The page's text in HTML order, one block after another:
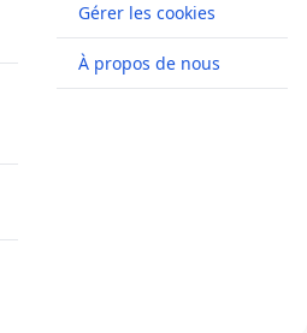
Gérer les cookies
À propos de nous